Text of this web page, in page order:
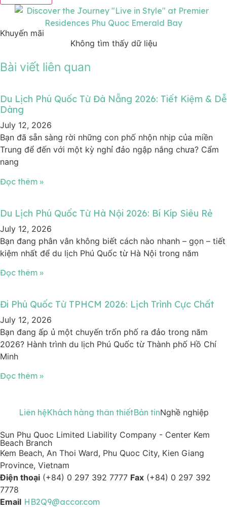
Khuyến mãi
Không tìm thấy dữ liệu
Bài viết liên quan
Du Lịch Phú Quốc Từ Đà Nẵng 2026: Tiết Kiệm & Dễ
Dàng
July 12, 2026
Bạn đã sẵn sàng rời những con phố nhộn nhịp của miền
Trung để đến với một kỳ nghỉ đảo ngập nắng chưa? Cẩm
nang
Đọc thêm »
Du Lịch Phú Quốc Từ Hà Nội 2026: Bí Kíp Siêu Rẻ
July 12, 2026
Bạn đang phân vân không biết cách nào nhanh – gọn – tiết
kiệm nhất để du lịch Phú Quốc từ Hà Nội trong năm
Đọc thêm »
Đi Phú Quốc Từ TPHCM 2026: Lịch Trình Cực Chất
July 12, 2026
Bạn đang ấp ủ một chuyến trốn phố ra đảo trong năm
2026? Hành trình du lịch Phú Quốc từ Thành phố Hồ Chí
Minh
Đọc thêm »
Liên hệKhách hàng thân thiếtBản tinNghề nghiệp
Sun Phu Quoc Limited Liability Company - Center Kem
Beach Branch
Kem Beach, An Thoi Ward, Phu Quoc City, Kien Giang
Province, Vietnam
Điện thoại (+84) 0 297 392 7777 Fax (+84) 0 297 392
7778
Email HB2Q9@accor.com